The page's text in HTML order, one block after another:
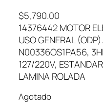
$5,790.00
14376442 MOTOR
USO GENERAL
N00336OS1PA56,
127/220V,
LAMINA ROLADA
Agotado